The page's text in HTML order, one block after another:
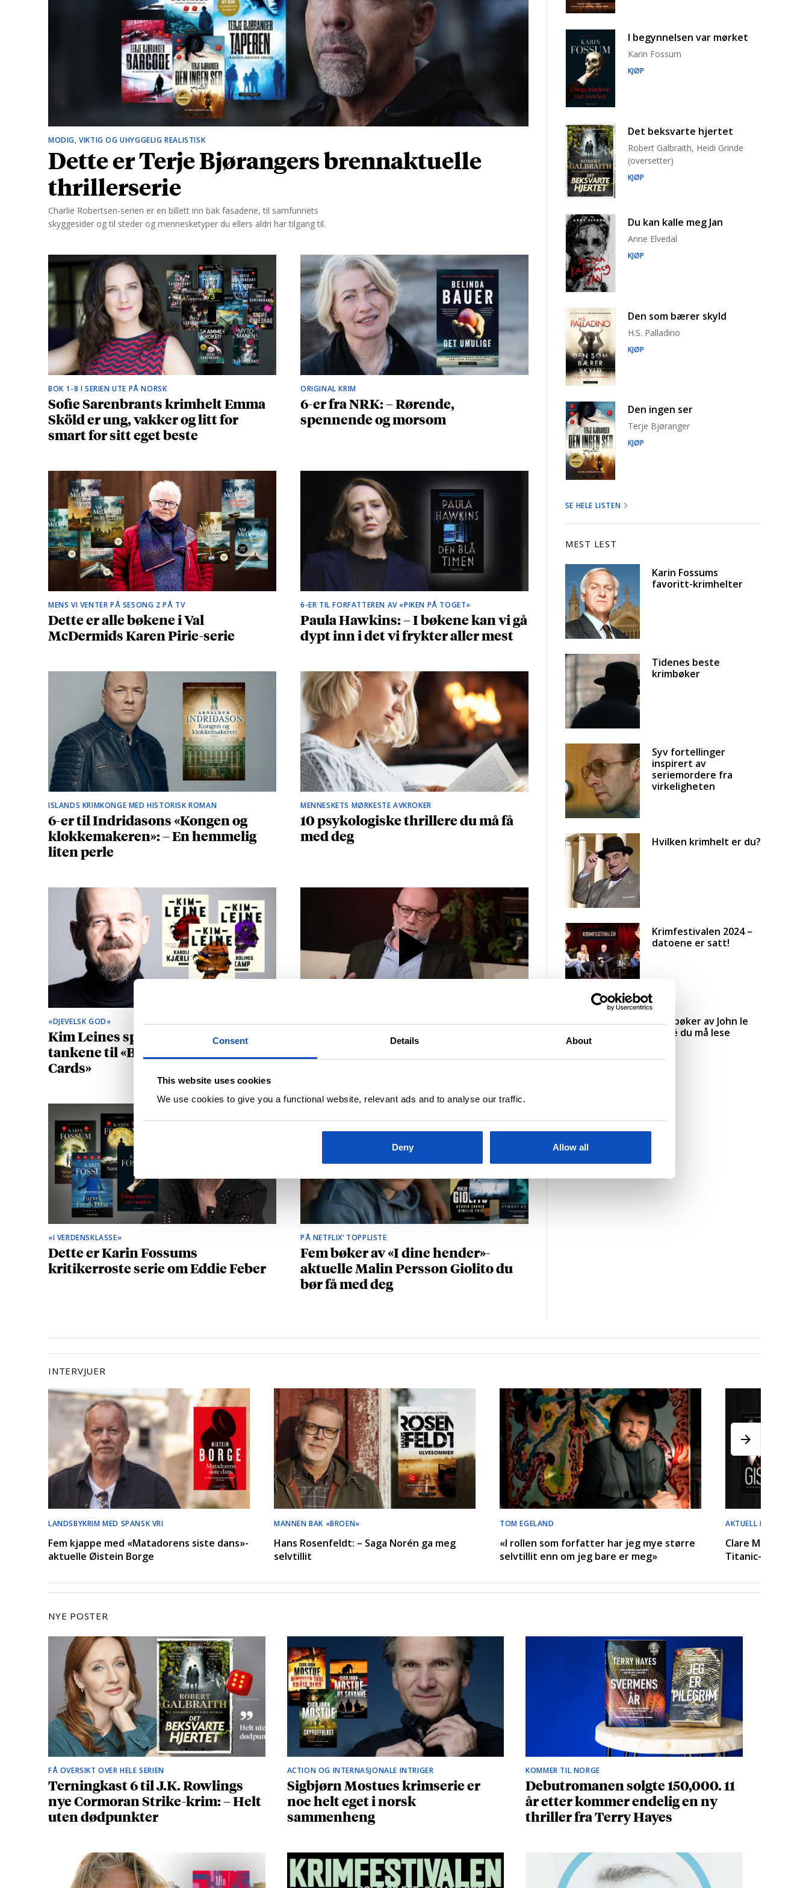
Consent Details About
This website uses cookies
We use cookies to give you a functional website, relevant ads and to analyse our traffic.
Deny Allow all
MODIG, VIKTIG OG UHYGGELIG REALISTISK
Dette er Terje Bjørangers brennaktuelle
thrillerserie
Charlie Robertsen-serien er en billett inn bak fasadene, til samfunnets
skyggesider og til steder og mennesketyper du ellers aldri har tilgang til.
BOK 1-8 I SERIEN UTE PÅ NORSK
Sofie Sarenbrants krimhelt Emma
Sköld er ung, vakker og litt for
smart for sitt eget beste
ORIGINAL KRIM
6-er fra NRK: – Rørende,
spennende og morsom
MENS VI VENTER PÅ SESONG 2 PÅ TV
Dette er alle bøkene i Val
McDermids Karen Pirie-serie
6-ER TIL FORFATTEREN AV «PIKEN PÅ TOGET»
Paula Hawkins: – I bøkene kan vi gå
dypt inn i det vi frykter aller mest
ISLANDS KRIMKONGE MED HISTORISK ROMAN
6-er til Indridasons «Kongen og
klokkemakeren»: – En hemmelig
liten perle
MENNESKETS MØRKESTE AVKROKER
10 psykologiske thrillere du må få
med deg
«DJEVELSK GOD»
Kim Leines spenningstrilogi leder
tankene til «Borgen» og «House of
Cards»
Gard Sveen om å vokse opp på
«I VERDENSKLASSE»
Dette er Karin Fossums
kritikerroste serie om Eddie Feber
PÅ NETFLIX’ TOPPLISTE
Fem bøker av «I dine hender»-
aktuelle Malin Persson Giolito du
bør få med deg
I begynnelsen var mørket
Karin Fossum
KJØP
Det beksvarte hjertet
Robert Galbraith, Heidi Grinde
(oversetter)
KJØP
Du kan kalle meg Jan
Anne Elvedal
KJØP
Den som bærer skyld
H.S. Palladino
KJØP
Den ingen ser
Terje Bjøranger
KJØP
SE HELE LISTEN
MEST LEST
Karin Fossums
favoritt-krimhelter
Tidenes beste
krimbøker
Syv fortellinger
inspirert av
seriemordere fra
virkeligheten
Hvilken krimhelt er du?
Krimfestivalen 2024 –
datoene er satt!
Fem bøker av John le
Carré du må lese
INTERVJUER
LANDSBYKRIM MED SPANSK VRI
Fem kjappe med «Matadorens siste dans»-
aktuelle Øistein Borge
MANNEN BAK «BROEN»
Hans Rosenfeldt: – Saga Norén ga meg
selvtillit
TOM EGELAND
«I rollen som forfatter har jeg mye større
selvtillit enn om jeg bare er meg»
AKTUELL MED
Clare
Titanic-følelse
NYE POSTER
FÅ OVERSIKT OVER HELE SERIEN
Terningkast 6 til J.K. Rowlings
nye Cormoran Strike-krim: – Helt
uten dødpunkter
ACTION OG INTERNASJONALE INTRIGER
Sigbjørn Mostues krimserie er
noe helt eget i norsk
sammenheng
KOMMER TIL NORGE
Debutromanen solgte 150,000. 11
år etter kommer endelig en ny
thriller fra Terry Hayes